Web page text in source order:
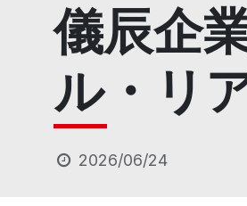
儀辰企
ル・リ
2026/06/24